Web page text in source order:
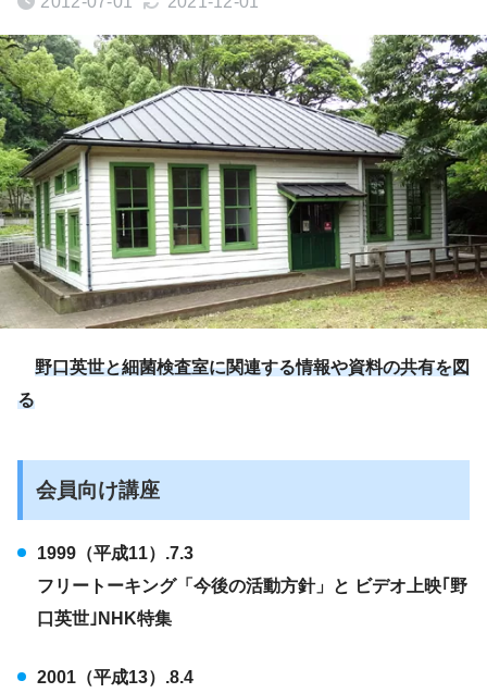
野口英世と細菌検査室に関連する情報や資料の共有を図
る
会員向け講座
1999（平成11）.7.3
フリートーキング「今後の活動方針」と ビデオ上映｢野
口英世｣NHK特集
2001（平成13）.8.4